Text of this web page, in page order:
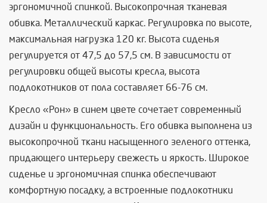
эргономичной спинкой. Высокопрочная тканевая
обивка. Металлический каркас. Регулировка по высоте,
максимальная нагрузка 120 кг. Высота сиденья
регулируется от 47,5 до 57,5 см. В зависимости от
регулировки общей высоты кресла, высота
подлокотников от пола составляет 66-76 см.
Кресло «Рон» в синем цвете сочетает современный
дизайн и функциональность. Его обивка выполнена из
высокопрочной ткани насыщенного зеленого оттенка,
придающего интерьеру свежесть и яркость. Широкое
сиденье и эргономичная спинка обеспечивают
комфортную посадку, а встроенные подлокотники